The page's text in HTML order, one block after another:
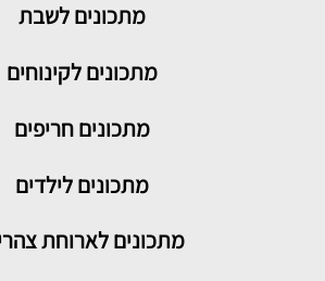
מתכוניםלשבת
מתכונים לקינוחים
מתכונים חריפים
מתכונים לילדים
מתכונים לארוחת